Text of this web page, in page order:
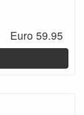
Euro 59.95